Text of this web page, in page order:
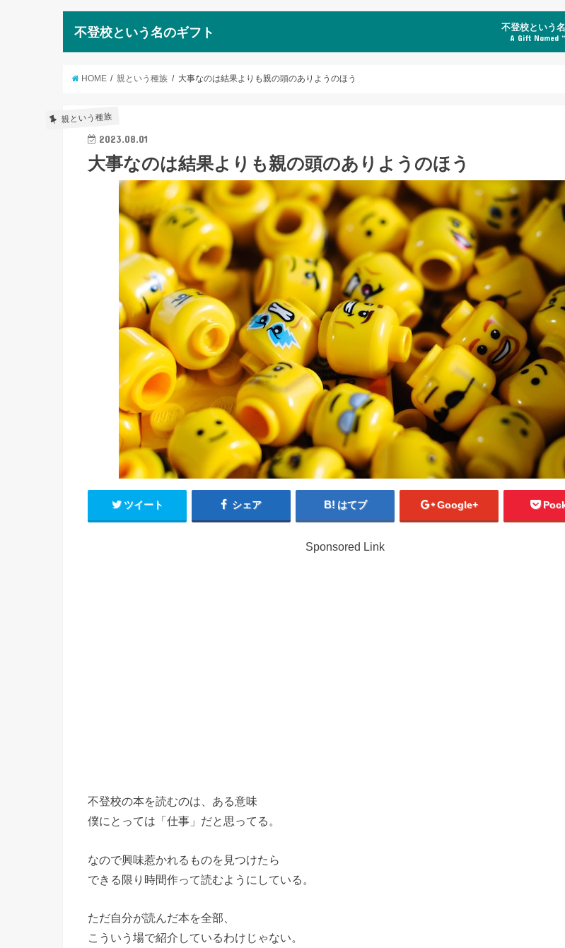
不登校という名のギフト 不登校という
A Gift Named
HOME 親という種族 大事なのは結果よりも親の頭のありようのほう
親という種族
2023.08.01
大事なのは結果よりも親の頭のありようのほう
ツイート シェア はてブ Google+
Sponsored Link
不登校の本を読むのは、ある意味
僕にとっては「仕事」だと思ってる。
なので興味惹かれるものを見つけたら
できる限り時間作って読むようにしている。
ただ自分が読んだ本を全部、
こういう場で紹介しているわけじゃない。